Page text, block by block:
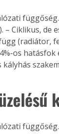
– Ciklikus, de
(radiátor,
os
kályhás